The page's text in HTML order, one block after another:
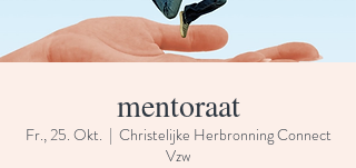
mentoraat
Fr., 25. Okt.
  |
Christelijke Herbronning Connect
Vzw